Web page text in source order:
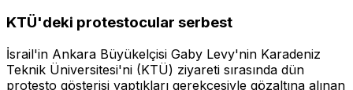
KTÜ'deki protestocular serbest
İsrail'in Ankara Büyükelçisi Gaby Levy'nin Karadeniz
Teknik Üniversitesi'ni (KTÜ) ziyareti sırasında dün
protesto gösterisi yaptıkları gerekçesiyle gözaltına alınan